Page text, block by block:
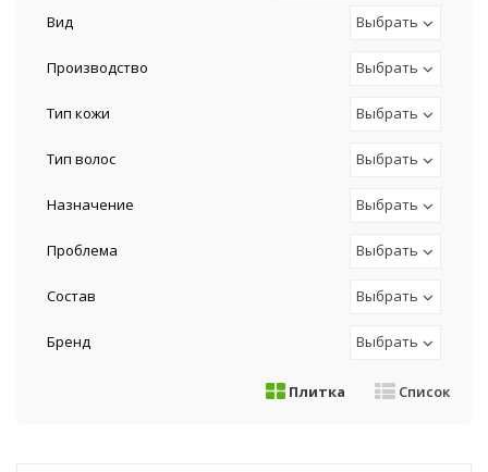
Вид Выбрать
Производство Выбрать
Тип кожи Выбрать
Тип волос Выбрать
Назначение Выбрать
Проблема Выбрать
Состав Выбрать
Бренд Выбрать
Плитка Список